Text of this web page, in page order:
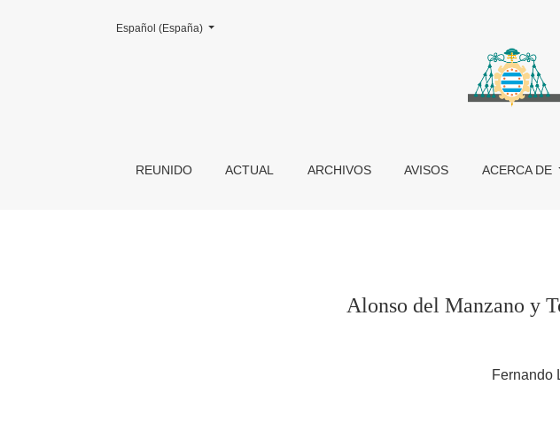
Alonso del Manzano y Tomás de Sierra en tierras sorianas
REUNIDO ACTUAL ARCHIVOS AVISOS ACERCA DE
Cambiar el idioma. El actual es:
Español (España)
Alonso del Manzano y
Fernando